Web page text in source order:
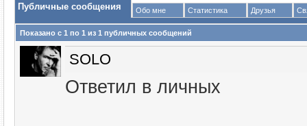
Публичные сообщения Обо мне Статистика Друзья
Показано с 1 по 1 из 1 публичных сообщений
SOLO
Ответил в личных